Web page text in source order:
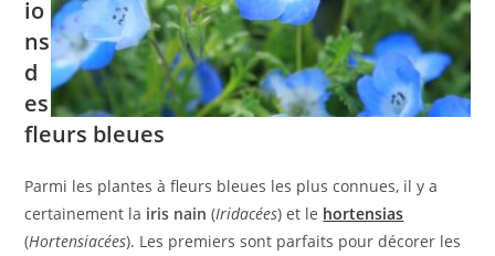
io
ns
d
es
fleurs bleues
Parmi les plantes à fleurs bleues les plus connues, il y a
certainement la iris nain (Iridacées) et le hortensias
(Hortensiacées). Les premiers sont parfaits pour décorer les